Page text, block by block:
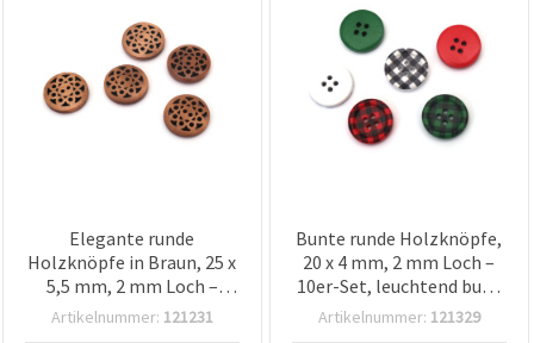
Elegante runde
Holzknöpfe in Braun, 25 x
5,5 mm, 2 mm Loch –
10er-Set für Nähen,
Artikelnummer: 121231
Bunte runde Holzknöpfe,
20 x 4 mm, 2 mm Loch –
10er-Set, leuchtend bunt
sortiert (gemischt) – für
Artikelnummer: 121329